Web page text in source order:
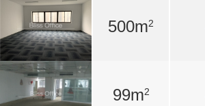
500m2
99m2